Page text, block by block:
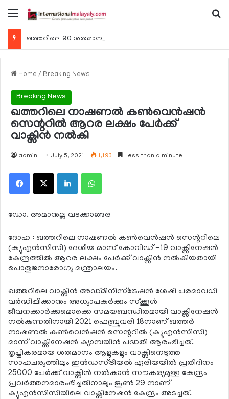
Menu
Home / Breaking News
Breaking News
ഖത്തറിലെ നാഷണല്‍ കണ്‍വെന്‍ഷന്‍
സെന്ററില്‍ ആറര ലക്ഷം പേര്‍ക്ക്
വാക്സിന്‍ നല്‍കി
admin July 5, 2021 1,193 Less than a minute
Facebook
X LinkedInWhatsApp
ഡോ. അമാനുല്ല വടക്കാങ്ങര
ദോഹ : ഖത്തറിലെ നാഷണല്‍ കണ്‍വെന്‍ഷന്‍ സെന്ററിലെ
(ക്യുഎന്‍സിസി) ദേശീയ മാസ് കോവിഡ് -19 വാക്സിനേഷന്‍
കേന്ദ്രത്തില്‍ ആറര ലക്ഷം പേര്‍ക്ക് വാക്സിന്‍ നല്‍കിയതായി
പൊതുജനാരോഗ്യ മന്ത്രാലയം.
ഖത്തറിലെ വാക്സിന്‍ അഡ്മിനിസ്ട്രേഷന്‍ ശേഷി പരമാവധി
വര്‍ദ്ധിപ്പിക്കാനും അധ്യാപകര്‍ക്കും സ്‌ക്കൂള്‍
ജീവനക്കാര്‍ക്കുമൊക്കെ സമയബന്ധിതമായി വാക്സിനേഷന്‍
നല്‍കുന്നതിനായി 2021 ഫെബ്രുവരി 18നാണ് ഖത്തര്‍
നാഷണല്‍ കണ്‍വെന്‍ഷന്‍ സെന്ററില്‍ (ക്യുഎന്‍സിസി)
മാസ് വാക്സിനേഷന്‍ ക്യാമ്പയിന്‍ പദ്ധതി ആരംഭിച്ചത്.
തൃപ്തികരമായ ശതമാനം ആളുകളും വാക്സിനെടുത്ത
സാഹചര്യത്തിലും ഇന്‍ഡസ്ട്രിയല്‍ ഏരിയയില്‍ പ്രതിദിനം
25000 പേര്‍ക്ക് വാക്സിന്‍ നല്‍കാന്‍ സൗകര്യമുള്ള കേന്ദ്രം
പ്രവര്‍ത്തനമാരംഭിച്ചതിനാലും ജൂണ്‍ 29 നാണ്
ക്യുഎന്‍സിസിയിലെ വാക്സിനേഷന്‍ കേന്ദ്രം അടച്ചത്.